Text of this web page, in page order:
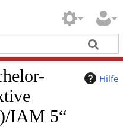
Hilfe
IAM 5“